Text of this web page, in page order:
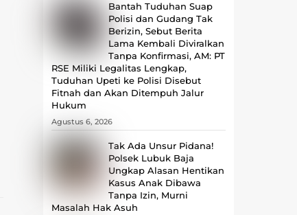
Bantah Tuduhan Suap
Polisi dan Gudang Tak
Berizin, Sebut Berita
Lama Kembali Diviralkan
Tanpa Konfirmasi, ‎AM: PT
RSE Miliki Legalitas Lengkap,
Tuduhan Upeti ke Polisi Disebut
Fitnah dan Akan Ditempuh Jalur
Hukum
Agustus 6, 2026
Tak Ada Unsur Pidana!
Polsek Lubuk Baja
Ungkap Alasan Hentikan
Kasus Anak Dibawa
Tanpa Izin, Murni
Masalah Hak Asuh